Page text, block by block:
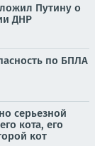
Путину о
ДНР
по БПЛА
серьезной
кота, его
кот